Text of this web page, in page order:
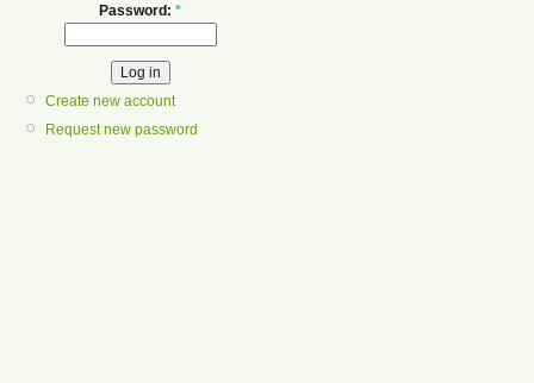
Password: *
Create new account
Request new password